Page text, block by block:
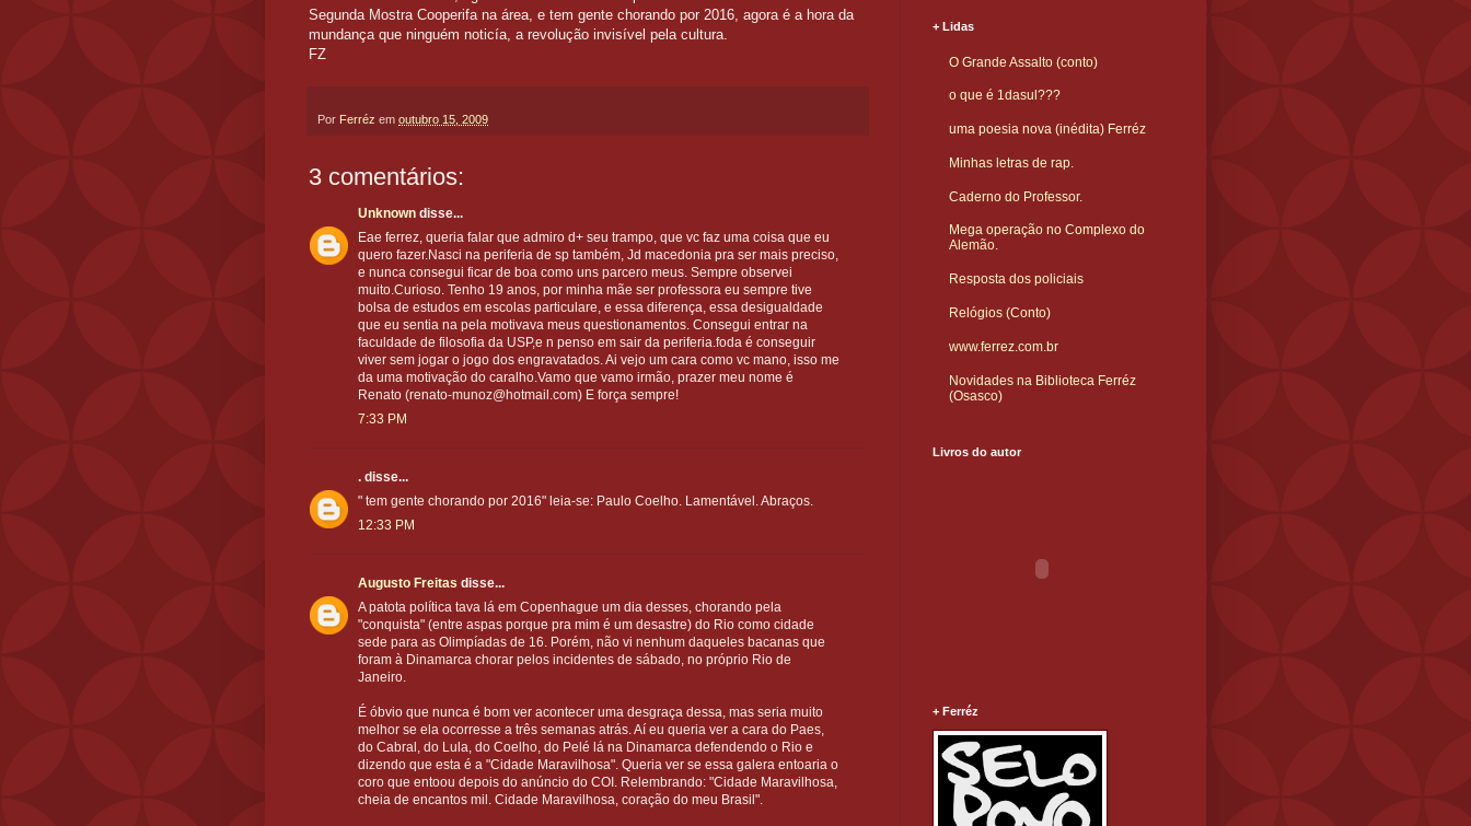
Segunda Mostra Cooperifa na área, e tem gente chorando por 2016, agora é a hora da
mundança que ninguém noticía, a revolução invisível pela cultura.
FZ
Por Ferréz em outubro 15, 2009
3 comentários:
Unknown disse...
Eae ferrez, queria falar que admiro d+ seu trampo, que vc faz uma coisa que eu
quero fazer.Nasci na periferia de sp também, Jd macedonia pra ser mais preciso,
e nunca consegui ficar de boa como uns parcero meus. Sempre observei
muito.Curioso. Tenho 19 anos, por minha mãe ser professora eu sempre tive
bolsa de estudos em escolas particulare, e essa diferença, essa desigualdade
que eu sentia na pela motivava meus questionamentos. Consegui entrar na
faculdade de filosofia da USP,e n penso em sair da periferia.foda é conseguir
viver sem jogar o jogo dos engravatados. Ai vejo um cara como vc mano, isso me
da uma motivação do caralho.Vamo que vamo irmão, prazer meu nome é
Renato (renato-munoz@hotmail.com) E força sempre!
7:33 PM
. disse...
" tem gente chorando por 2016" leia-se: Paulo Coelho. Lamentável. Abraços.
12:33 PM
Augusto Freitas disse...
A patota política tava lá em Copenhague um dia desses, chorando pela
"conquista" (entre aspas porque pra mim é um desastre) do Rio como cidade
sede para as Olimpíadas de 16. Porém, não vi nenhum daqueles bacanas que
foram à Dinamarca chorar pelos incidentes de sábado, no próprio Rio de
Janeiro.
É óbvio que nunca é bom ver acontecer uma desgraça dessa, mas seria muito
melhor se ela ocorresse a três semanas atrás. Aí eu queria ver a cara do Paes,
do Cabral, do Lula, do Coelho, do Pelé lá na Dinamarca defendendo o Rio e
dizendo que esta é a "Cidade Maravilhosa". Queria ver se essa galera entoaria o
coro que entoou depois do anúncio do COI. Relembrando: "Cidade Maravilhosa,
cheia de encantos mil. Cidade Maravilhosa, coração do meu Brasil".
+ Lidas
O Grande Assalto (conto)
o que é 1dasul???
uma poesia nova (inédita) Ferréz
Minhas letras de rap.
Caderno do Professor.
Mega operação no Complexo do
Alemão.
Resposta dos policiais
Relógios (Conto)
www.ferrez.com.br
Novidades na Biblioteca Ferréz
(Osasco)
Livros do autor
+ Ferréz